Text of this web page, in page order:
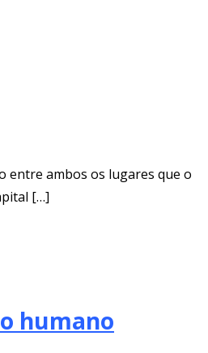
entre ambos os lugares que o
[…]
humano